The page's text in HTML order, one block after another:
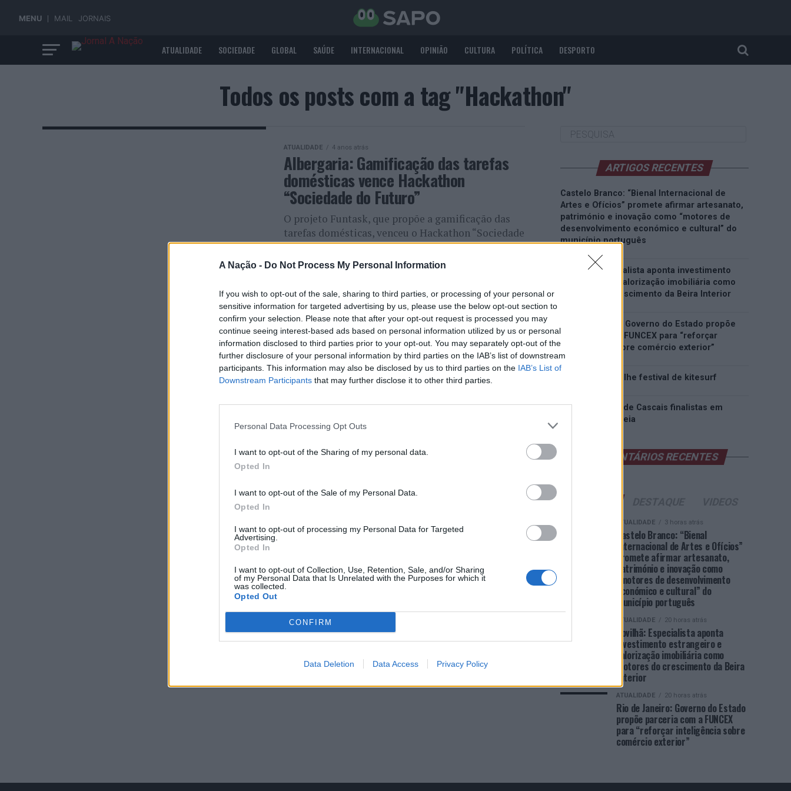
A Nação - Do Not Process My Personal Information
If you wish to opt-out of the sale, sharing to third parties, or processing of your personal or
sensitive information for targeted advertising by us, please use the below opt-out section to
confirm your selection. Please note that after your opt-out request is processed you may
continue seeing interest-based ads based on personal information utilized by us or personal
information disclosed to third parties prior to your opt-out. You may separately opt-out of the
further disclosure of your personal information by third parties on the IAB’s list of downstream
participants. This information may also be disclosed by us to third parties on the IAB’s List of
Downstream Participants that may further disclose it to other third parties.
Personal Data Processing Opt Outs
I want to opt-out of the Sharing of my personal data.
Opted In
I want to opt-out of the Sale of my Personal Data.
Opted In
I want to opt-out of processing my Personal Data for Targeted
Advertising.
Opted In
I want to opt-out of Collection, Use, Retention, Sale, and/or Sharing
of my Personal Data that Is Unrelated with the Purposes for which it
was collected.
Opted Out
CONFIRM
Data Deletion Data Access Privacy Policy
MENU MAIL JORNAIS
ATUALIDADE SOCIEDADE GLOBAL SAÚDE INTERNACIONAL OPINIÃO CULTURA POLÍTICA DESPORTO
Todos os posts com a tag "Hackathon"
ATUALIDADE 4 anos atrás
Albergaria: Gamificação das tarefas
domésticas vence Hackathon
“Sociedade do Futuro”
O projeto Funtask, que propõe a gamificação das
tarefas domésticas, venceu o Hackathon “Sociedade
do Futuro”, uma iniciativa de estímulo à
criatividade e à inovação que...
ARTIGOS RECENTES
Castelo Branco: “Bienal Internacional de
Artes e Ofícios” promete afirmar artesanato,
património e inovação como “motores de
desenvolvimento económico e cultural” do
município português
Covilhã: Especialista aponta investimento
estrangeiro e valorização imobiliária como
motores do crescimento da Beira Interior
Rio de Janeiro: Governo do Estado propõe
parceria com a FUNCEX para “reforçar
inteligência sobre comércio exterior”
Esposende acolhe festival de kitesurf
Cinco projetos de Cascais finalistas em
iniciativa europeia
COMENTÁRIOS RECENTES
ATUALIDADE 3 horas atrás
Castelo Branco: “Bienal
Internacional de Artes e Ofícios”
promete afirmar artesanato,
património e inovação como
“motores de desenvolvimento
económico e cultural” do
município português
ATUALIDADE 20 horas atrás
Covilhã: Especialista aponta
investimento estrangeiro e
valorização imobiliária como
motores do crescimento da Beira
Interior
ATUALIDADE 20 horas atrás
Rio de Janeiro: Governo do Estado
propõe parceria com a FUNCEX
para “reforçar inteligência sobre
comércio exterior”